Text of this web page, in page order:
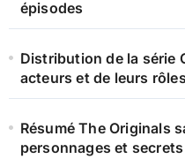
épisodes
Distribution de la série
acteurs et de leurs
Résumé The Originals
personnages et